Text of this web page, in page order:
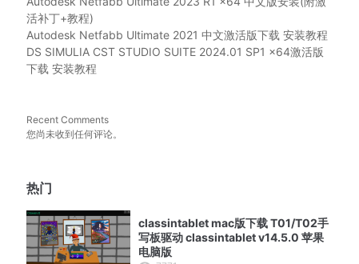
活补丁+教程)
Autodesk Netfabb Ultimate 2021 中文激活版下载 安装教程
DS SIMULIA CST STUDIO SUITE 2024.01 SP1 x64激活版
下载 安装教程
Recent Comments
您尚未收到任何评论。
热门
classintablet mac版下载 T01/T02手
写板驱动 classintablet v14.5.0 苹果
电脑版